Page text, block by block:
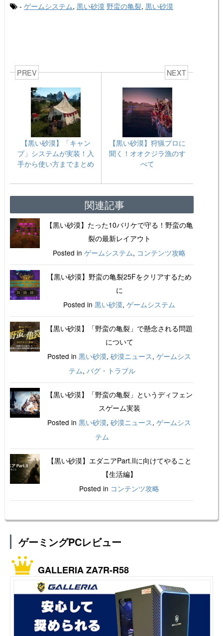
- ゲームシステム, 黒い砂漠 野蛮の亀裂, 黒い砂漠
PREV
【黒い砂漠】「キャン
プ」システムが実装！入
手から使い方までまとめ
NEXT
【黒い砂漠】狩猟プロに
聞く！オオクジラ漁のす
べて
関連記事
【黒い砂漠】たった10バリケで守る！野蛮の亀
裂の最新レイアウト
Posted in ゲームシステム, コンテンツ攻略
【黒い砂漠】野蛮の亀裂25Fをクリアするため
に
Posted in 黒い砂漠, ゲームシステム
【黒い砂漠】「野蛮の亀裂」で懸念される問題
について
Posted in 黒い砂漠, 砂漠ニュース, ゲームシス
テム, バグ・トラブル
【黒い砂漠】「野蛮の亀裂」というディフェン
スゲーム実装
Posted in 黒い砂漠, 砂漠ニュース, ゲームシス
テム
【黒い砂漠】エダニアPart.IIに向けてやること
【生活編】
Posted in コンテンツ攻略
ゲーミングPCレビュー
GALLERIA ZA7R-R58